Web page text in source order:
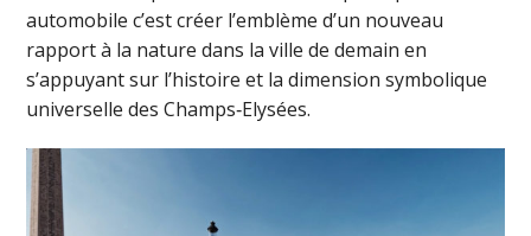
automobile c’est créer l’emblème d’un nouveau
rapport à la nature dans la ville de demain en
s’appuyant sur l’histoire et la dimension symbolique
universelle des Champs‑Elysées.